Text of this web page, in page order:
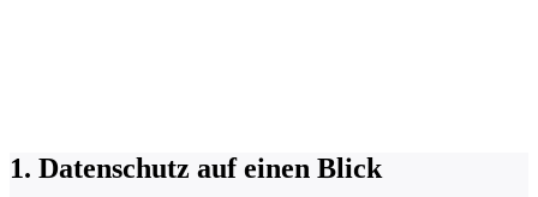
1. Datenschutz auf einen Blick